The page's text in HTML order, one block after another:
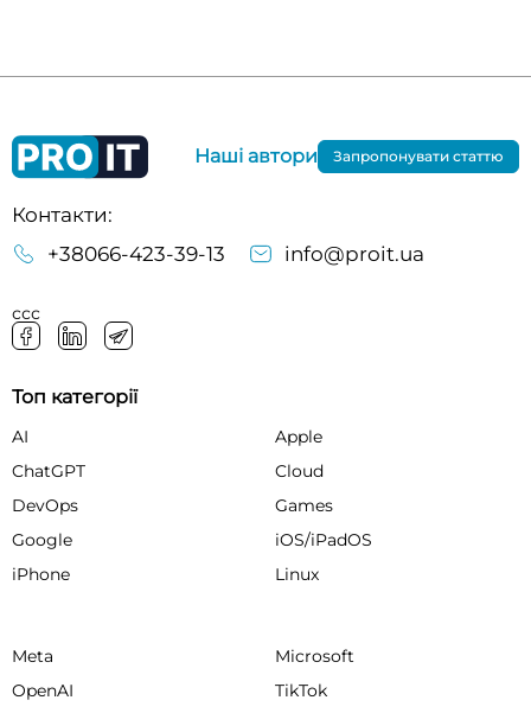
Контакти:
+38066-423-39-13
info@proit.ua
ссс
Наші автори Запропонувати статтю
Топ категорії
AI
Apple
ChatGPT
Cloud
DevOps
Games
Google
iOS/iPadOS
iPhone
Linux
Meta
Microsoft
OpenAI
TikTok